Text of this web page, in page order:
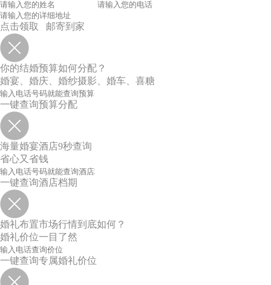
点击领取 邮寄到家
你的结婚预算如何分配？
婚宴、婚庆、婚纱摄影、婚车、喜糖
一键查询预算分配
海量婚宴酒店9秒查询
省心又省钱
一键查询酒店档期
婚礼布置市场行情到底如何？
婚礼价位一目了然
一键查询专属婚礼价位